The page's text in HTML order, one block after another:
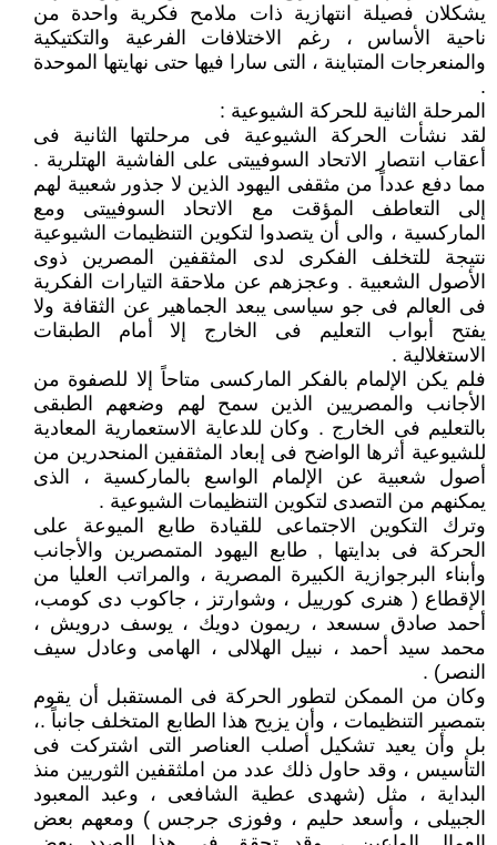
يشكلان فصيلة انتهازية ذات ملامح فكرية واحدة من
ناحية الأساس ، رغم الاختلافات الفرعية والتكتيكية
والمنعرجات المتباينة ، التى سارا فيها حتى نهايتها الموحدة
.
المرحلة الثانية للحركة الشيوعية :
لقد نشأت الحركة الشيوعية فى مرحلتها الثانية فى
أعقاب انتصار الاتحاد السوفييتى على الفاشية الهتلرية .
مما دفع عدداً من مثقفى اليهود الذين لا جذور شعبية لهم
إلى التعاطف المؤقت مع الاتحاد السوفييتى ومع
الماركسية ، والى أن يتصدوا لتكوين التنظيمات الشيوعية
نتيجة للتخلف الفكرى لدى المثقفين المصرين ذوى
الأصول الشعبية . وعجزهم عن ملاحقة التيارات الفكرية
فى العالم فى جو سياسى يبعد الجماهير عن الثقافة ولا
يفتح أبواب التعليم فى الخارج إلا أمام الطبقات
الاستغلالية .
فلم يكن الإلمام بالفكر الماركسى متاحاً إلا للصفوة من
الأجانب والمصريين الذين سمح لهم وضعهم الطبقى
بالتعليم فى الخارج . وكان للدعاية الاستعمارية المعادية
للشيوعية أثرها الواضح فى إبعاد المثقفين المنحدرين من
أصول شعبية عن الإلمام الواسع بالماركسية ، الذى
يمكنهم من التصدى لتكوين التنظيمات الشيوعية .
وترك التكوين الاجتماعى للقيادة طابع الميوعة على
الحركة فى بدايتها , طابع اليهود المتمصرين والأجانب
وأبناء البرجوازية الكبيرة المصرية ، والمراتب العليا من
الإقطاع ( هنرى كورييل ، وشوارتز ، جاكوب دى كومب،
أحمد صادق سسعد ، ريمون دويك ، يوسف درويش ،
محمد سيد أحمد ، نبيل الهلالى ، الهامى وعادل سيف
النصر) .
وكان من الممكن لتطور الحركة فى المستقبل أن يقوم
بتمصير التنظيمات ، وأن يزيح هذا الطابع المتخلف جانباً .،
بل وأن يعيد تشكيل أصلب العناصر التى اشتركت فى
التأسيس ، وقد حاول ذلك عدد من املثقفين الثوريين منذ
البداية ، مثل (شهدى عطية الشافعى ، وعبد المعبود
الجبيلى ، وأسعد حليم ، وفوزى جرجس ) ومعهم بعض